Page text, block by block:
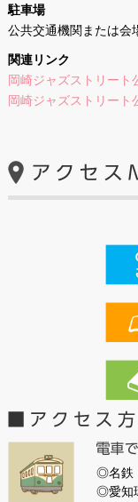
駐車場
公共交通機関または会
関連リンク
岡崎ジャズストリート
岡崎ジャズストリート
◎名鉄
◎愛知